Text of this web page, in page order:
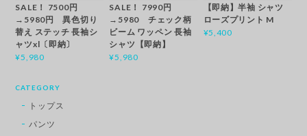
SALE！ 7500円
→5980円 異色切り
替え ステッチ 長袖シ
ャツxl〔即納〕
¥5,980
SALE！ 7990円
→5980 チェック柄
ビーム ワッペン 長袖
シャツ【即納】
¥5,980
【即納】半袖 シャツ
ローズプリント M
¥5,400
CATEGORY
トップス
パンツ